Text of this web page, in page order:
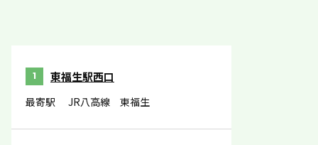
1 東福生駅西口
最寄駅 JR八高線 東福生